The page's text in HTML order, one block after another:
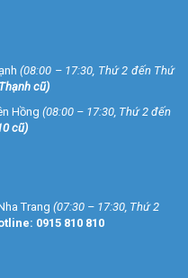
(08:00 – 17:30, Thứ 2 đến Thứ
cũ)
Hồng (08:00 – 17:30, Thứ 2 đến
cũ)
Trang (07:30 – 17:30, Thứ 2
0915 810 810